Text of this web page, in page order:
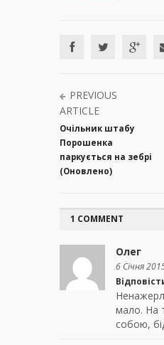
PREVIOUS
ARTICLE
Очільник штабу
Порошенка
паркується на зебрі
(Оновлено)
1 COMMENT
Олег
6 Січня
мало. На
собою,